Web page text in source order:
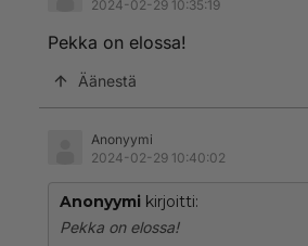
2024-02-29 10:35:19
Pekka on elossa!
Äänestä
Anonyymi
2024-02-29 10:40:02
Anonyymi kirjoitti:
Pekka on elossa!